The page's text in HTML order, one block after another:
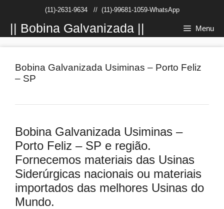
conteúdo
(11)-2631-9634// (11)-99681-1059-WhatsApp
|| Bobina Galvanizada || Menu
Bobina Galvanizada Usiminas – Porto Feliz
– SP
Bobina Galvanizada Usiminas –
Porto Feliz – SP e região.
Fornecemos materiais das Usinas
Siderúrgicas nacionais ou materiais
importados das melhores Usinas do
Mundo.